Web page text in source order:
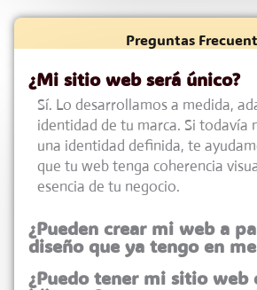
Preguntas
¿Mi sitio web será único?
Sí. Lo desarrollamos a medida,
identidad de tu marca. Si todavía
una identidad definida, te
que tu web tenga coherencia
esencia de tu negocio.
¿Pueden crear mi web a
diseño que ya tengo en
¿Puedo tener mi sitio web